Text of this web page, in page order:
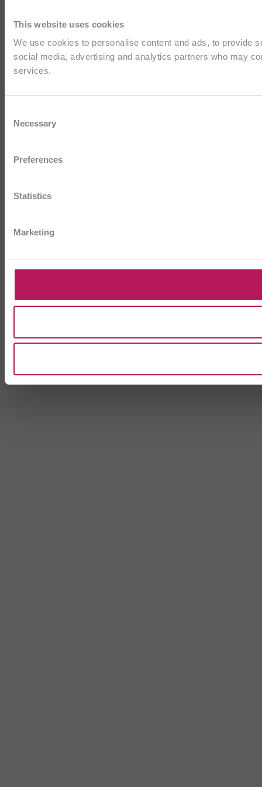
This website uses cookies
We use cookies to personalise content and ads, to provide
social media, advertising and analytics partners who may
services.
Selection
Necessary
Preferences
Statistics
Marketing